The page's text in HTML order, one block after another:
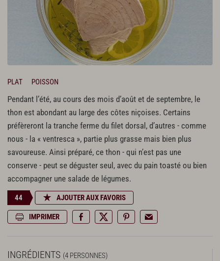
PLAT POISSON
Pendant l’été, au cours des mois d’août et de septembre, le
thon est abondant au large des côtes niçoises. Certains
préfèreront la tranche ferme du filet dorsal, d’autres - comme
nous - la « ventresca », partie plus grasse mais bien plus
savoureuse. Ainsi préparé, ce thon - qui n’est pas une
conserve - peut se déguster seul, avec du pain toasté ou bien
accompagner une salade de légumes.
44 AJOUTER AUX FAVORIS
IMPRIMER
INGRÉDIENTS (4 PERSONNES)